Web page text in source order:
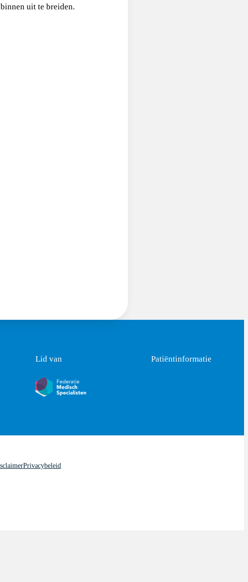
uit te breiden.
Lid van Patiëntinformatie
Privacybeleid